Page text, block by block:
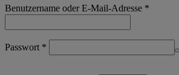
Benutzername oder E-Mail-Adresse *
Passwort *